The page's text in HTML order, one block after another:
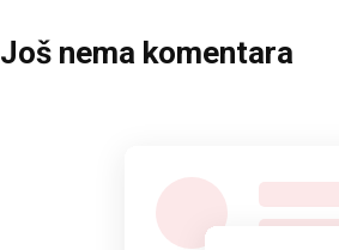
Još nema komentara